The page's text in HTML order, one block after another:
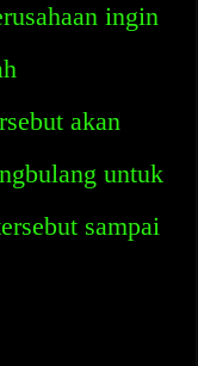
ingin
akan
untuk
sampai